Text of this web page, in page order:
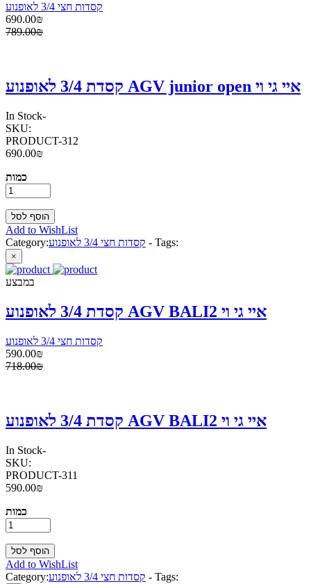
קסדות חצי 3/4 לאופנוע
690.00₪
789.00₪
קסדת 3/4 לאופנוע AGV junior open איי גי וי
In Stock-
SKU:
PRODUCT-312
690.00₪
כמות
Add to WishList
Category:
קסדות חצי 3/4 לאופנוע - Tags:
×
במבצע
קסדת 3/4 לאופנוע AGV BALI2 איי גי וי
קסדות חצי 3/4 לאופנוע
590.00₪
718.00₪
קסדת 3/4 לאופנוע AGV BALI2 איי גי וי
In Stock-
SKU:
PRODUCT-311
590.00₪
כמות
Add to WishList
Category:
קסדות חצי 3/4 לאופנוע - Tags: